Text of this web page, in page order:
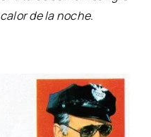
de la noche.